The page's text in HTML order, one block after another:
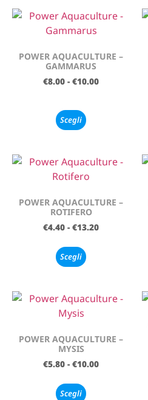
POWER AQUACULTURE –
GAMMARUS
€8.00 - €10.00
Scegli
POWER AQUACULTURE –
ROTIFERO
€4.40 - €13.20
Scegli
POWER AQUACULTURE –
MYSIS
€5.80 - €10.00
Scegli